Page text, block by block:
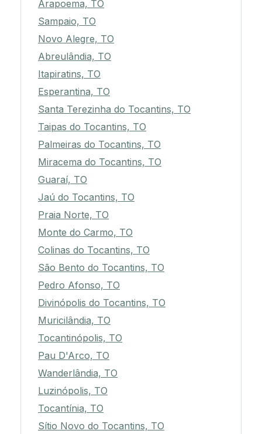
Arapoema, TO
Sampaio, TO
Novo Alegre, TO
Abreulândia, TO
Itapiratins, TO
Esperantina, TO
Santa Terezinha do Tocantins, TO
Taipas do Tocantins, TO
Palmeiras do Tocantins, TO
Miracema do Tocantins, TO
Guaraí, TO
Jaú do Tocantins, TO
Praia Norte, TO
Monte do Carmo, TO
Colinas do Tocantins, TO
São Bento do Tocantins, TO
Pedro Afonso, TO
Divinópolis do Tocantins, TO
Muricilândia, TO
Tocantinópolis, TO
Pau D'Arco, TO
Wanderlândia, TO
Luzinópolis, TO
Tocantínia, TO
Sítio Novo do Tocantins, TO